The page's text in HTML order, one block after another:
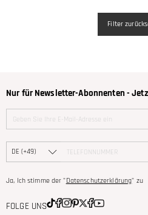
Filter
Nur für Newsletter-Abonnenten -
Ja, Ich stimme der "Datenschutzerklärung" zu
FOLGE UNS